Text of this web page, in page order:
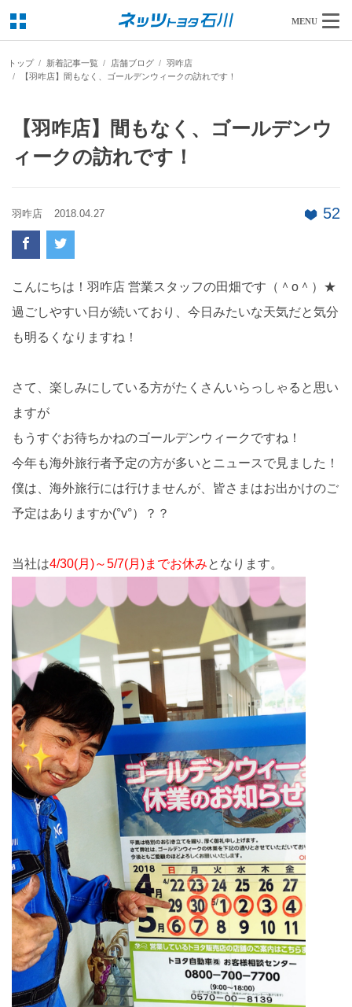
MENU
トップ 新着記事一覧 店舗ブログ
羽咋店
【羽咋店】間もなく、ゴールデンウィークの訪れです！
【羽咋店】間もなく、ゴールデンウ
ィークの訪れです！
羽咋店 2018.04.27 52
こんにちは！羽咋店 営業スタッフの田畑です（＾o＾）★
過ごしやすい日が続いており、今日みたいな天気だと気分
も明るくなりますね！
さて、楽しみにしている方がたくさんいらっしゃると思い
ますが
もうすぐお待ちかねのゴールデンウィークですね！
今年も海外旅行者予定の方が多いとニュースで見ました！
僕は、海外旅行には行けませんが、皆さまはお出かけのご
予定はありますか(°v°）？？
当社は4/30(月)～5/7(月)までお休みとなります。